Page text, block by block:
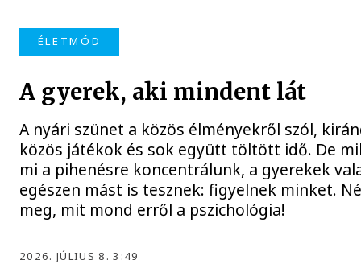
ÉLETMÓD
A gyerek, aki mindent lát
A nyári szünet a közös élményekről szól,
közös játékok és sok együtt töltött idő. De
mi a pihenésre koncentrálunk, a gyerekek
egészen mást is tesznek: figyelnek minket.
meg, mit mond erről a pszichológia!
2026. JÚLIUS 8. 3:49